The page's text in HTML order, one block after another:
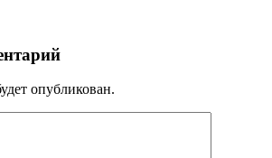
опубликован.